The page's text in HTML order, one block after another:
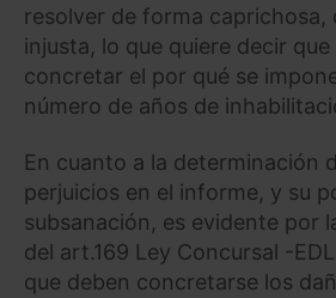
resolver de forma caprichosa,
injusta, lo que quiere decir que
concretar el por qué se
número de años de
En cuanto a la determinación
perjuicios en el informe, y su
subsanación, es evidente por
del art.169 Ley Concursal -
que deben concretarse los